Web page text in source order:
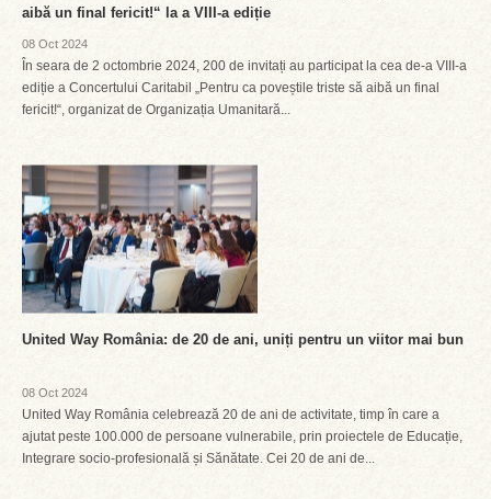
aibă un final fericit!“ la a VIII-a ediție
08 Oct 2024
În seara de 2 octombrie 2024, 200 de invitați au participat la cea de-a VIII-a
ediție a Concertului Caritabil „Pentru ca poveștile triste să aibă un final
fericit!“, organizat de Organizația Umanitară...
United Way România: de 20 de ani, uniți pentru un viitor mai bun
08 Oct 2024
United Way România celebrează 20 de ani de activitate, timp în care a
ajutat peste 100.000 de persoane vulnerabile, prin proiectele de Educație,
Integrare socio-profesională și Sănătate. Cei 20 de ani de...